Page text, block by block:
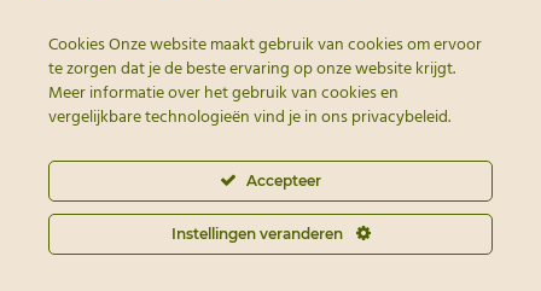
voorbehouden | webdesign door
MEO
Cookies Onze website maakt gebruik van cookies om ervoor
te zorgen dat je de beste ervaring op onze website krijgt.
Meer informatie over het gebruik van cookies en
vergelijkbare technologieën vind je in onsprivacybeleid.
Accepteer
Instellingen veranderen